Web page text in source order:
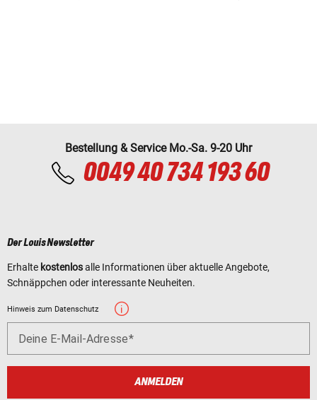
Bestellung & Service Mo.-Sa. 9-20 Uhr
0049 40 734 193 60
Der Louis Newsletter
Erhalte kostenlosalle Informationen über aktuelle Angebote,
Schnäppchen oder interessante Neuheiten.
Hinweis zum Datenschutz
Deine E-Mail-Adresse
ANMELDEN